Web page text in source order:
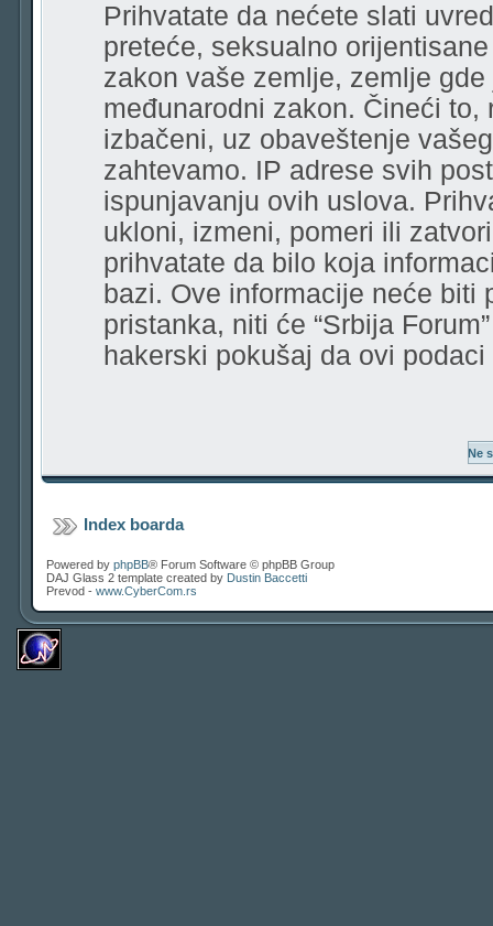
Prihvatate da nećete slati
preteće, seksualno
zakon vaše zemlje, zemlje gde
međunarodni zakon. Čineći
izbačeni, uz obaveštenje
zahtevamo. IP adrese svih
ispunjavanju ovih uslova.
ukloni, izmeni, pomeri ili
prihvatate da bilo koja
bazi. Ove informacije neće
pristanka, niti će “Srbija
hakerski pokušaj da ovi
Index boarda
Powered by phpBB® Forum Software © phpBB Group
DAJ Glass 2 template created by Dustin Baccetti
Prevod - www.CyberCom.rs